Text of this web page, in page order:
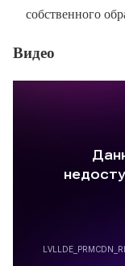
собственного
Видео